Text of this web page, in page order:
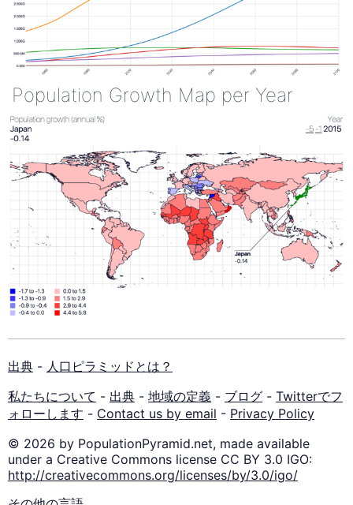
Population Growth Map per Year
出典 - 人口ピラミッドとは？
私たちについて - 出典 - 地域の定義 - ブログ - Twitterでフ
ォローします - Contact us by email - Privacy Policy
© 2026 by PopulationPyramid.net, made available
under a Creative Commons license CC BY 3.0 IGO:
http://creativecommons.org/licenses/by/3.0/igo/